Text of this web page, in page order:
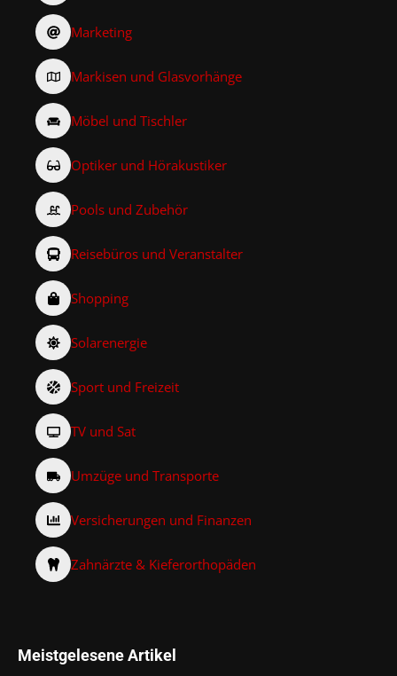
Marketing
Markisen und Glasvorhänge
Möbel und Tischler
Optiker und Hörakustiker
Pools und Zubehör
Reisebüros und Veranstalter
Shopping
Solarenergie
Sport und Freizeit
TV und Sat
Umzüge und Transporte
Versicherungen und Finanzen
Zahnärzte & Kieferorthopäden
Meistgelesene Artikel